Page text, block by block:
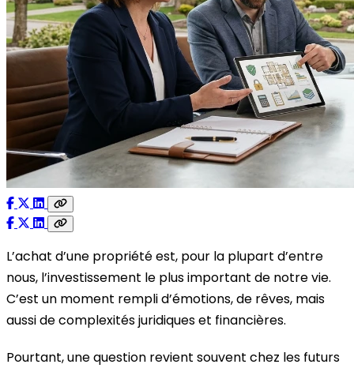
L’achat d’une propriété est, pour la plupart d’entre
nous, l’investissement le plus important de notre vie.
C’est un moment rempli d’émotions, de rêves, mais
aussi de complexités juridiques et financières.
Pourtant, une question revient souvent chez les futurs